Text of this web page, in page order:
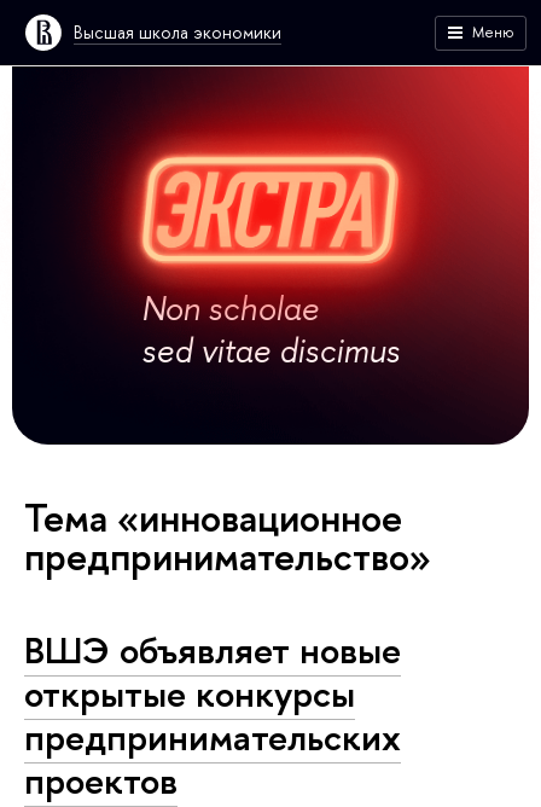
Высшая школа экономики Меню
Non scholae
sed vitae discimus
Тема «инновационное
предпринимательство»
ВШЭ объявляет новые
открытые конкурсы
предпринимательских
проектов